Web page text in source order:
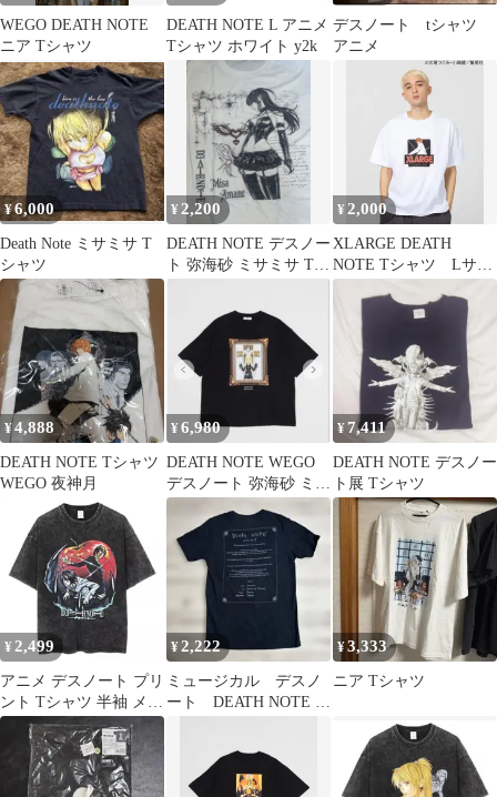
WEGO DEATH NOTE
ニア Tシャツ
DEATH NOTE L アニメ
Tシャツ ホワイト y2k
デスノート tシャツ
アニメ
¥6,000
Death Note ミサミサ T
シャツ
¥ 2,200
DEATH NOTE デスノー
ト 弥海砂 ミサミサ Tシ
¥2,000
XLARGE DEATH
NOTE Tシャツ Lサイ
ズ
¥4,888
DEATH NOTE Tシャツ
WEGO 夜神月
¥6,980
DEATH NOTE WEGO
デスノート 弥海砂 ミサ
ミサ レム Tシャツ
¥7,411
DEATH NOTE デスノー
ト展 Tシャツ
¥ 2,499
アニメ デスノート プリ
ント Tシャツ 半袖 メン
ズ ウォッシュ加工 スト
リート カジュアル オシ
ャレ ブラック4
¥2,222
ミュージカル デスノ
ート DEATH NOTE ル
¥3,333
ニア Tシャツ